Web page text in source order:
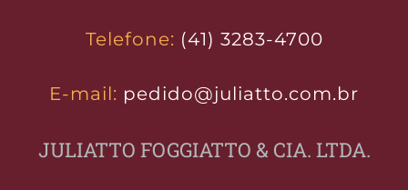
Telefone: (41) 3283-4700
E-mail: pedido@juliatto.com.br
JULIATTO FOGGIATTO & CIA. LTDA.